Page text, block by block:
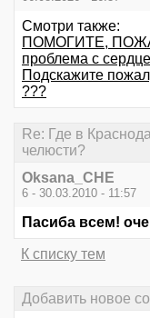
Смотри также:
ПОМОГИТЕ,
проблема с
Подскажите
???
Re: Где в
челюсти?
Oksana_CHE
6 - 30.03.2010 - 11:57
Пасиба всем!
К списку тем
Добавить новое